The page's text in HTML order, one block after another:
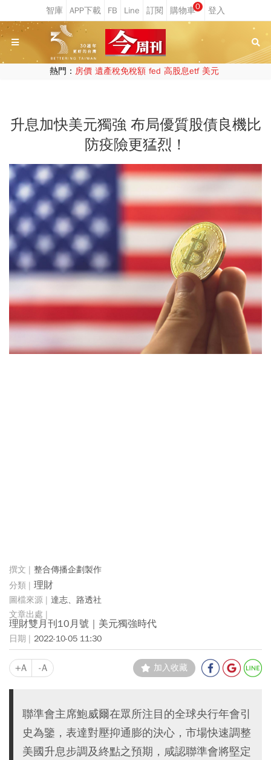
0
熱門： 房價 遺產稅免稅額 fed 高股息etf 美元
升息加快美元獨強 布局優質股債良機比
防疫險更猛烈！
整合傳播企劃製作
理財
達志、路透社
理財雙月刊10月號｜美元獨強時代
2022-10-05 11:30
+A -A 加入收藏
聯準會主席鮑威爾在眾所注目的全球央行年會引
史為鑒，表達對壓抑通膨的決心，市場快速調整
美國升息步調及終點之預期，咸認聯準會將堅定